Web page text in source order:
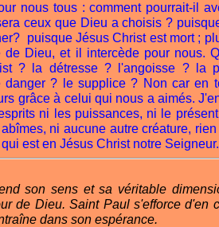
nous tous : comment pourrait-il
ceux que Dieu a choisis ?
puisque Jésus Christ est mort ;
Dieu, et il intercède pour nous.
? la détresse ? l'angoisse ? la
danger ? le supplice ? Non car en
grâce à celui qui nous a aimés.
ni les puissances, ni le
ni aucune autre créature,
est en Jésus Christ notre Seigneur.
son sens et sa véritable
de Dieu. Saint Paul s'efforce d'en
dans son espérance.